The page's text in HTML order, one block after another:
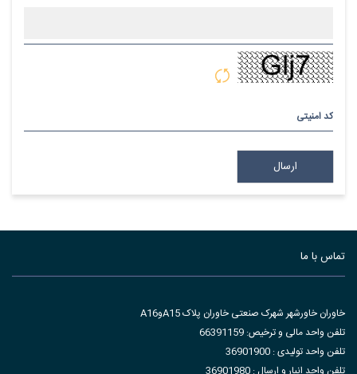
کد امنیتی
تماس با ما
خاوران خاورشهر شهرک صنعتی خاوران پلاک A15وA16
تلفن واحد مالی و ترخیص: 66391159
تلفن واحد تولیدی : 36901900